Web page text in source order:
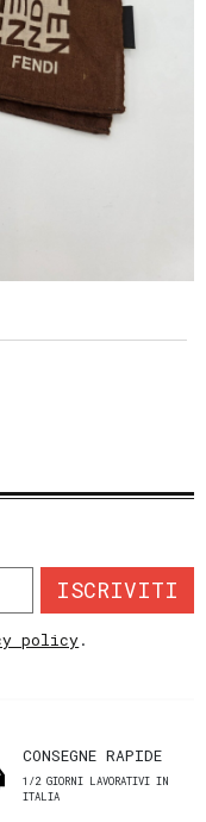
ISCRIVITI
policy.
CONSEGNE RAPIDE
1/2 GIORNI LAVORATIVI IN
ITALIA